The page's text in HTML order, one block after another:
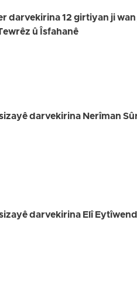
darvekirina 12 girtiyan ji
û Îsfahanê
darvekirina Nerîman
darvekirina Elî